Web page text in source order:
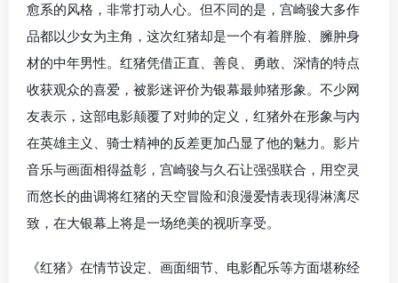
愈系的风格，非常打动人心。但不同的是，宫崎骏大多作
品都以少女为主角，这次红猪却是一个有着胖脸、臃肿身
材的中年男性。红猪凭借正直、善良、勇敢、深情的特点
收获观众的喜爱，被影迷评价为银幕最帅猪形象。不少网
友表示，这部电影颠覆了对帅的定义，红猪外在形象与内
在英雄主义、骑士精神的反差更加凸显了他的魅力。影片
音乐与画面相得益彰，宫崎骏与久石让强强联合，用空灵
而悠长的曲调将红猪的天空冒险和浪漫爱情表现得淋漓尽
致，在大银幕上将是一场绝美的视听享受。
《红猪》在情节设定、画面细节、电影配乐等方面堪称经